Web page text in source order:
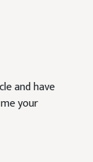
and have
me your